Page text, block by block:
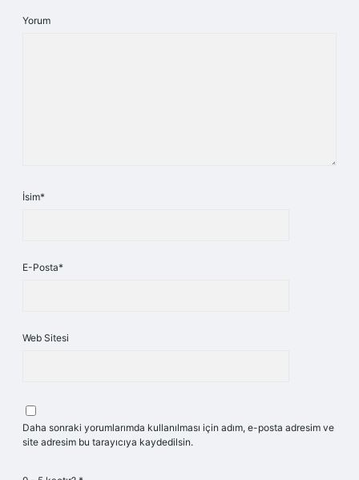
Yorum
İsim*
E-Posta*
Web Sitesi
Daha sonraki yorumlarımda kullanılması için adım, e-posta adresim ve
site adresim bu tarayıcıya kaydedilsin.